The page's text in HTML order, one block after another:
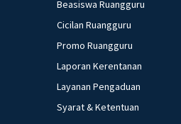
Beasiswa Ruangguru
Cicilan Ruangguru
Promo Ruangguru
Laporan Kerentanan
Layanan Pengaduan
Syarat & Ketentuan